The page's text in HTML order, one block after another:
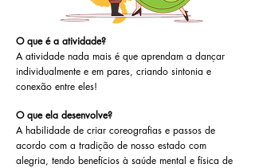
O que é a atividade?
A atividade nada mais é que aprendam a dançar
individualmente e em pares, criando sintonia e
conexão entre eles!
O que ela desenvolve?
A habilidade de criar coreografias e passos de
acordo com a tradição de nosso estado com
alegria, tendo benefícios à saúde mental e física de